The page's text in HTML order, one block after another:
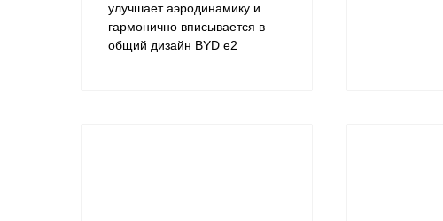
улучшает аэродинамику и
гармонично вписывается в
общий дизайн BYD e2